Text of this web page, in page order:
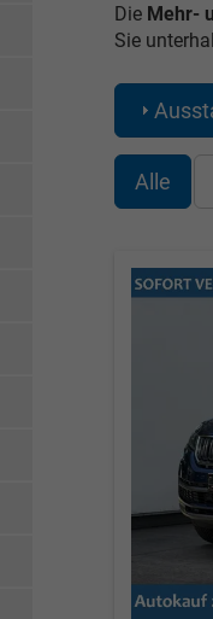
DieMehr-
Sie
Alle